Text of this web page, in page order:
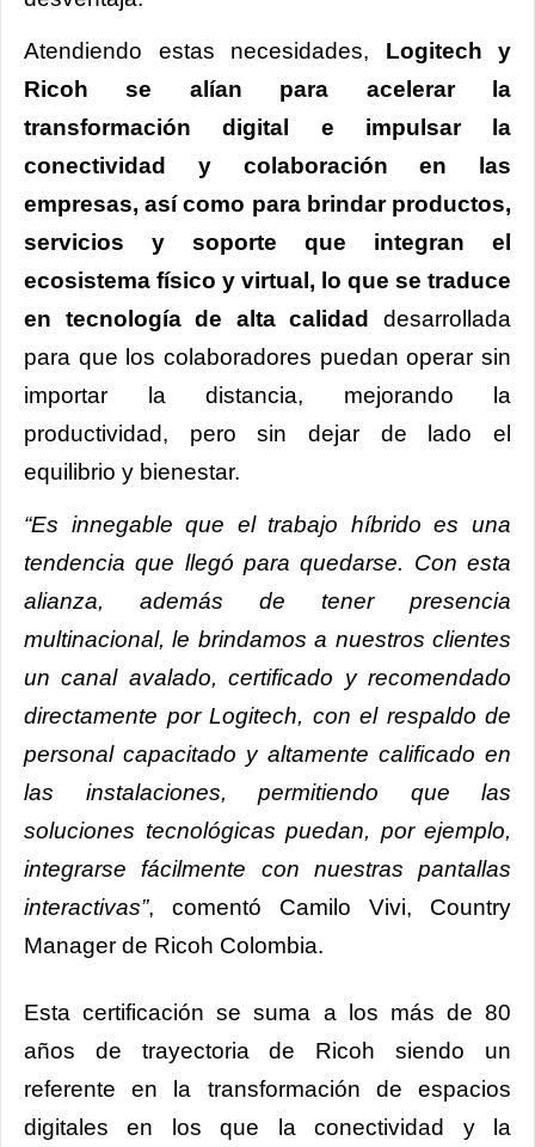
Atendiendo estas necesidades, Logitech y
Ricoh se alían para acelerar la
transformación digital e impulsar la
conectividad y colaboración en las
empresas, así como para brindar productos,
servicios y soporte que integran el
ecosistema físico y virtual, lo que se traduce
en tecnología de alta calidad
desarrollada
para que los colaboradores puedan operar sin
importar la distancia, mejorando la
productividad, pero sin dejar de lado el
equilibrio y bienestar.
“Es innegable que el trabajo híbrido es una
tendencia que llegó para quedarse. Con esta
alianza, además de tener presencia
multinacional, le brindamos a nuestros clientes
un canal avalado, certificado y recomendado
directamente por Logitech, con el respaldo de
personal capacitado y altamente calificado en
las instalaciones, permitiendo que las
soluciones tecnológicas puedan, por ejemplo,
integrarse fácilmente con nuestras pantallas
interactivas”, comentó Camilo Vivi, Country
Manager de Ricoh Colombia.
Esta certificación se suma a los más de 80
años de trayectoria de Ricoh siendo un
referente en la transformación de espacios
digitales en los que la conectividad y la